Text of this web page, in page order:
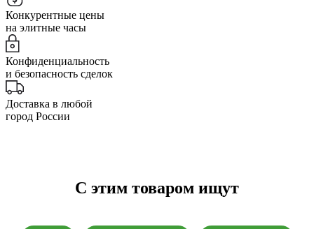
Конкурентные цены
на элитные часы
Конфиденциальность
и безопасность сделок
Доставка в любой
город России
С этим товаром ищут